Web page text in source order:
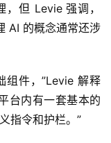
但 Levie 强调，
AI 的概念通常还涉
组件，”Levie 解释
台内有一套基本的
指令和护栏。”